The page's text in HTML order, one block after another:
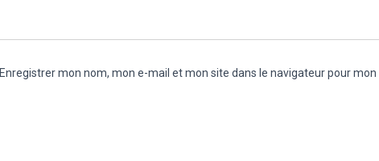
Enregistrer mon nom, mon e-mail et mon site dans le navigateur pour